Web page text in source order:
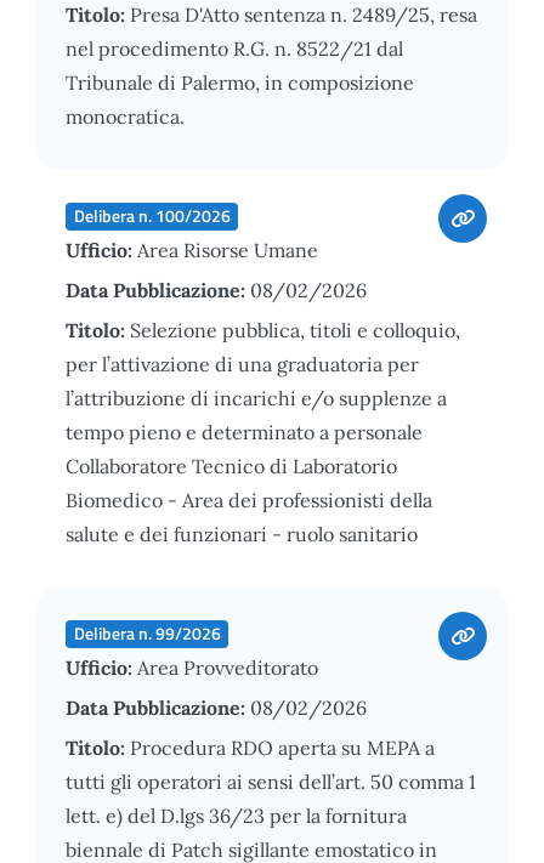
Titolo: Presa D'Atto sentenza n. 2489/25, resa
nel procedimento R.G. n. 8522/21 dal
Tribunale di Palermo, in composizione
monocratica.
Delibera n. 100/2026
Ufficio: Area Risorse Umane
Data Pubblicazione: 08/02/2026
Titolo: Selezione pubblica, titoli e colloquio,
per l’attivazione di una graduatoria per
l’attribuzione di incarichi e/o supplenze a
tempo pieno e determinato a personale
Collaboratore Tecnico di Laboratorio
Biomedico - Area dei professionisti della
salute e dei funzionari - ruolo sanitario
Delibera n. 99/2026
Ufficio: Area Provveditorato
Data Pubblicazione: 08/02/2026
Titolo: Procedura RDO aperta su MEPA a
tutti gli operatori ai sensi dell’art. 50 comma 1
lett. e) del D.lgs 36/23 per la fornitura
biennale di Patch sigillante emostatico in